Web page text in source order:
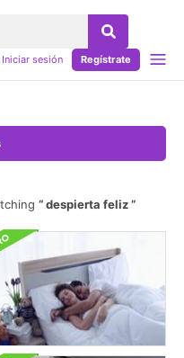
Iniciar sesión Regístrate
despierta feliz